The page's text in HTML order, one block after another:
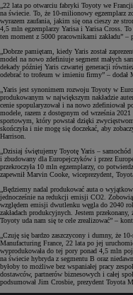
„22 lata po otwarciu fabryki Toyoty we
na świecie. To, że 10-milionowy egzemplarz
wyrazem zaufania, jakim się ona cieszy ze
4,5 mln egzemplarzy Yarisa i Yarisa Cross.
ten moment z 5000 pracownikami zakładu”
„Dobrze pamiętam, kiedy Yaris został
model na nowo zdefiniuje segment małych
dekady później Yaris czwartej generacji
odebrać to trofeum w imieniu firmy” – dodał
„Yaris jest synonimem rozwoju Toyoty w
produkowanym w największym nakładzie
cenie spopularyzował i na nowo zdefiniował
modele, razem z dostępnym od września
sportowym, który powstał dzięki
skończyła i nie mogę się doczekać, aby
Harrison.
„Dzisiaj świętujemy Toyotę Yaris –
i zbudowany dla Europejczyków i przez
przekroczyła 10 mln egzemplarzy, co
zapewnił Marvin Cooke, wiceprezydent,
„Będziemy nadal produkować auta o
jednocześnie na redukcji emisji CO2.
względem emisji dwutlenku węgla do 2040
zakładach produkcyjnych. Jestem
Toyoty uda nam się te cele zrealizować” –
„Czuję się bardzo zaszczycony i dumny, że
Manufacturing France, 22 lata po jej
wyprodukowała do tej pory ponad 4,5 mln
na świecie hybryda z segmentu B oraz
byłoby to możliwe bez wspaniałej pracy
dostawców, partnerów biznesowych i całej
podsumował Jim Crosbie, prezydent Toyota